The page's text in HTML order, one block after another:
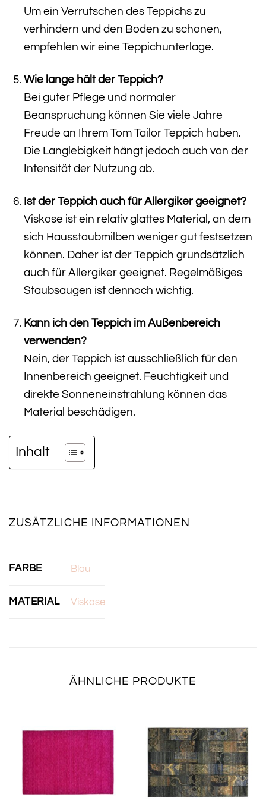
Um ein Verrutschen des Teppichs zu
verhindern und den Boden zu schonen,
empfehlen wir eine Teppichunterlage.
Wie lange hält der Teppich?
Bei guter Pflege und normaler
Beanspruchung können Sie viele Jahre
Freude an Ihrem Tom Tailor Teppich haben.
Die Langlebigkeit hängt jedoch auch von der
Intensität der Nutzung ab.
Ist der Teppich auch für Allergiker geeignet?
Viskose ist ein relativ glattes Material, an dem
sich Hausstaubmilben weniger gut festsetzen
können. Daher ist der Teppich grundsätzlich
auch für Allergiker geeignet. Regelmäßiges
Staubsaugen ist dennoch wichtig.
Kann ich den Teppich im Außenbereich
verwenden?
Nein, der Teppich ist ausschließlich für den
Innenbereich geeignet. Feuchtigkeit und
direkte Sonneneinstrahlung können das
Material beschädigen.
Inhalt
ZUSÄTZLICHE INFORMATIONEN
FARBE Blau
MATERIAL Viskose
ÄHNLICHE PRODUKTE